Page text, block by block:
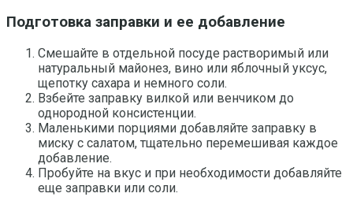
Подготовка заправки и ее добавление
Смешайте в отдельной посуде растворимый или
натуральный майонез, вино или яблочный уксус,
щепотку сахара и немного соли.
Взбейте заправку вилкой или венчиком до
однородной консистенции.
Маленькими порциями добавляйте заправку в
миску с салатом, тщательно перемешивая каждое
добавление.
Пробуйте на вкус и при необходимости добавляйте
еще заправки или соли.